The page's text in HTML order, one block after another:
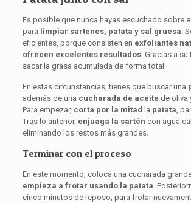
Es posible que nunca hayas escuchado sobre
para limpiar sartenes, patata y sal gruesa.
eficientes, porque consisten en exfoliantes
ofrecen excelentes resultados. Gracias a
sacar la grasa acumulada de forma total.
En estas circunstancias, tienes que buscar una
además de una cucharada de aceite de oliva
Para empezar, corta por la mitad la patata,
Tras lo anterior, enjuaga la sartén con agua
eliminando los restos más grandes.
Terminar con el proceso
En este momento, coloca una cucharada
empieza a frotar usando la patata.
cinco minutos de reposo, para frotar